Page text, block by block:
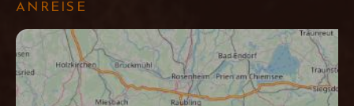
ANREISE